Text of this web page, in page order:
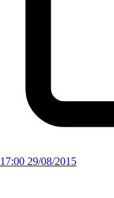
17:00 29/08/2015